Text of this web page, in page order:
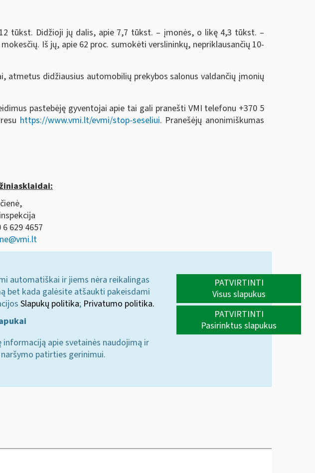
tūkst. Didžioji jų dalis, apie 7,7 tūkst. – įmonės, o likę 4,3 tūkst. –
Iš jų, apie 62 proc. sumokėti verslininkų, nepriklausančių 10-
didžiausius automobilių prekybos salonus valdančių įmonių
pastebėję gyventojai apie tai gali pranešti VMI telefonu +370 5
https://www.vmi.lt/evmi/stop-seseliui. Pranešėjų anonimiškumas
629 4657
automatiškai ir jiems nėra reikalingas
bet kada galėsite atšaukti pakeisdami
Slapukų politika; Privatumo politika.
informaciją apie svetainės naudojimą ir
patirties gerinimui.
PATVIRTINTI
Visus slapukus
PATVIRTINTI
Pasirinktus slapukus